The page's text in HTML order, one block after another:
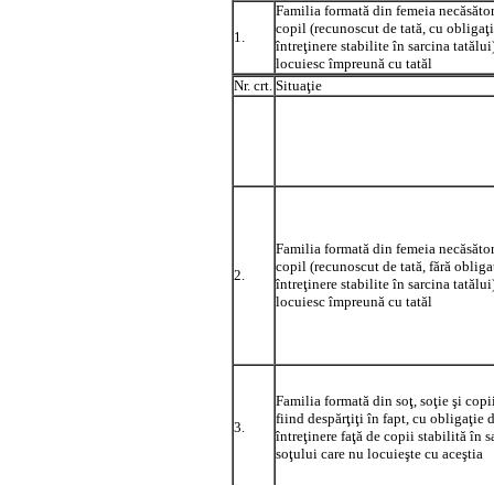
1.
Familia formată din femeia
copil (recunoscut de tată, cu
întreţinere stabilite în sarcina
locuiesc împreună cu tatăl
Nr. crt. Situaţie
2.
Familia formată din femeia
copil (recunoscut de tată, fără
întreţinere stabilite în sarcina
locuiesc împreună cu tatăl
3.
Familia formată din soţ, soţie şi
fiind despărţiţi în fapt, cu obligaţie
întreţinere faţă de copii stabilită în
soţului care nu locuieşte cu aceştia